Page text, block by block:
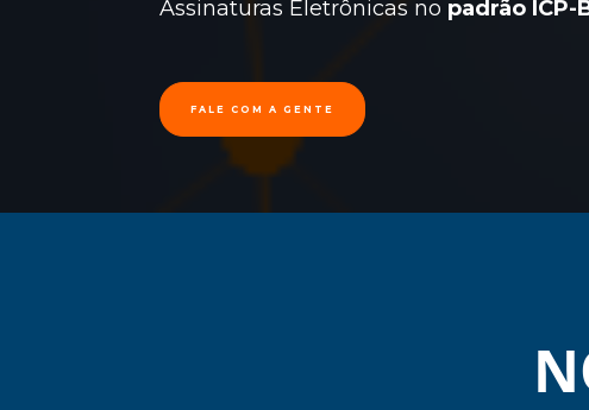
Assinaturas Eletrônicas no padrão ICP-
FALE COM A GENTE